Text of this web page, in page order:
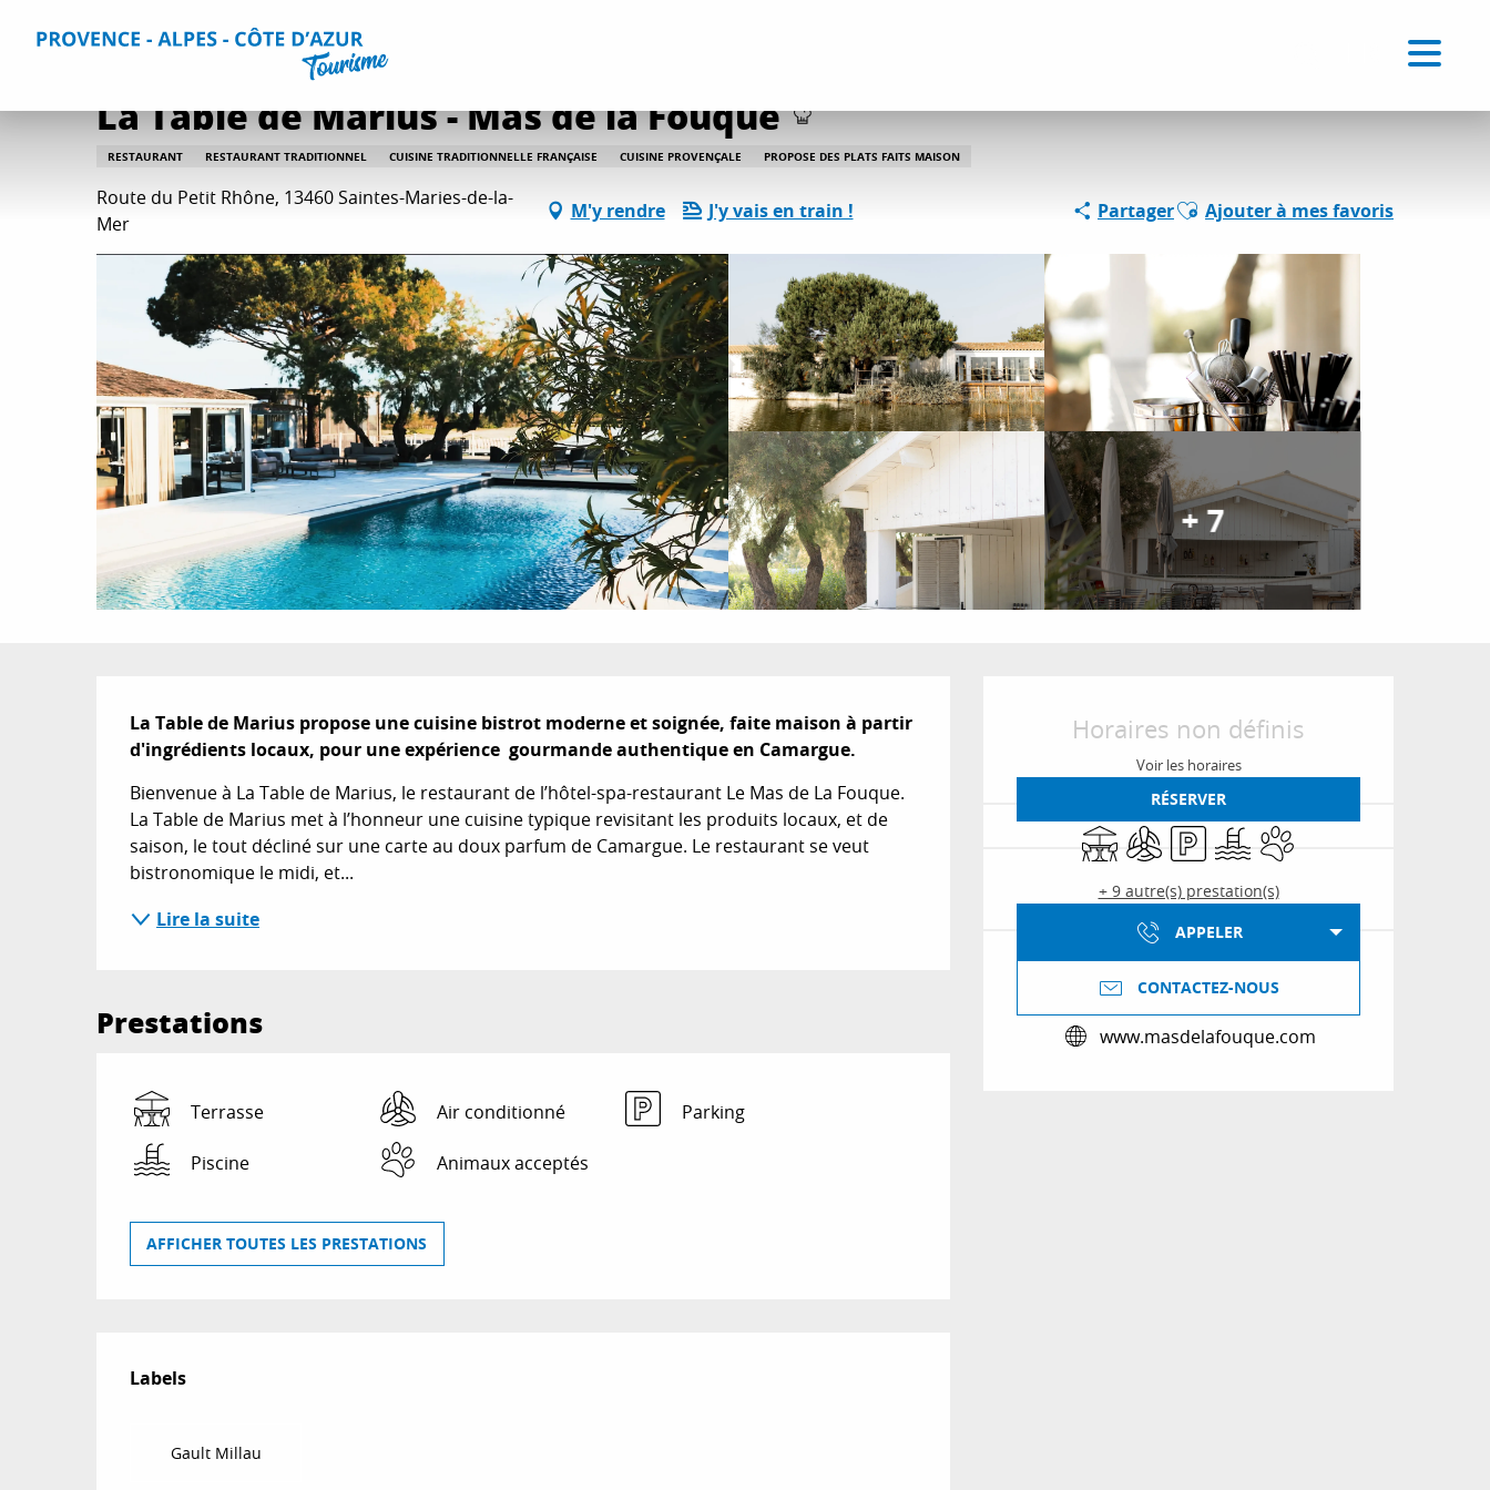
Accueil Séjourner Restaurants Tous les restaurants
La Table de Marius - Mas de la Fouque
RESTAURANT RESTAURANT TRADITIONNEL CUISINE TRADITIONNELLE FRANÇAISE CUISINE PROVENÇALE PROPOSE DES PLATS FAITS MAISON
Route du Petit Rhône, 13460 Saintes-Maries-de-la-
Mer
M'y rendre J'y vais en train ! PartagerAjouter aux favoris
Ajouter à mes favoris
+ 7
Ouverture et
Horaires non définis
Voir les horaires
RÉSERVER
TerrasseAir conditionné
ParkingPiscineAnimaux acceptés
+ 9 autre(s) prestation(s)
APPELER
CONTACTEZ-NOUS
www.masdelafouque.com
Description
La Table de Marius propose une cuisine bistrot moderne et soignée, faite maison à partir
d'ingrédients locaux, pour une expérience  gourmande authentique en Camargue.
Bienvenue à La Table de Marius, le restaurant de l’hôtel-spa-restaurant Le Mas de La Fouque.
La Table de Marius met à l’honneur une cuisine typique revisitant les produits locaux, et de
saison, le tout décliné sur une carte au doux parfum de Camargue. Le restaurant se veut
bistronomique le midi, et...
Lire la suite
Prestations
Terrasse Air conditionné Parking
Piscine Animaux acceptés
AFFICHER TOUTES LES PRESTATIONS
Offres de prestations
Labels
Labels
Gault Millau